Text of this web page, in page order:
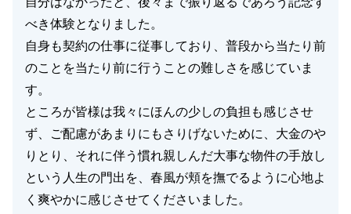
べき体験となりました。
自身も契約の仕事に従事しており、普段から当たり前
のことを当たり前に行うことの難しさを感じていま
す。
ところが皆様は我々にほんの少しの負担も感じさせ
ず、ご配慮があまりにもさりげないために、大金のや
りとり、それに伴う慣れ親しんだ大事な物件の手放し
という人生の門出を、春風が頬を撫でるように心地よ
く爽やかに感じさせてくださいました。